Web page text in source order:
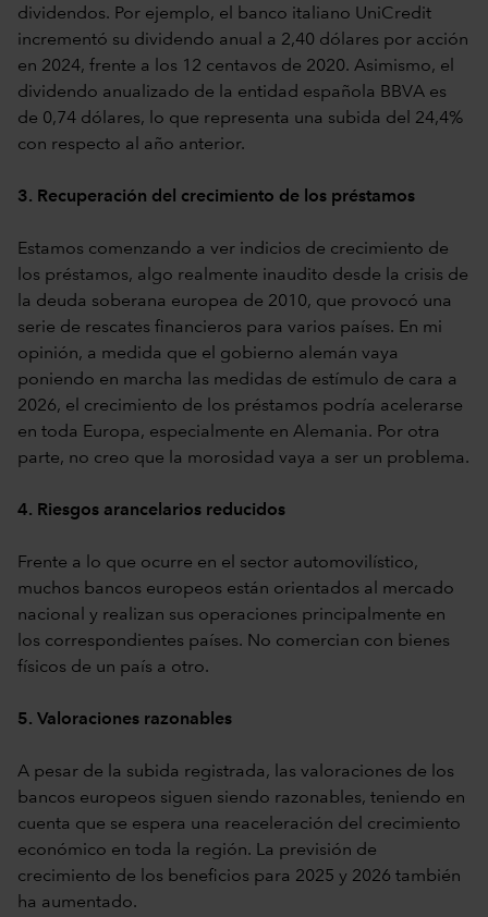
dividendos. Por ejemplo, el banco italiano UniCredit
incrementó su dividendo anual a 2,40 dólares por acción
en 2024, frente a los 12 centavos de 2020. Asimismo, el
dividendo anualizado de la entidad española BBVA es
de 0,74 dólares, lo que representa una subida del 24,4%
con respecto al año anterior.
3. Recuperación del crecimiento de los préstamos
Estamos comenzando a ver indicios de crecimiento de
los préstamos, algo realmente inaudito desde la crisis de
la deuda soberana europea de 2010, que provocó una
serie de rescates financieros para varios países. En mi
opinión, a medida que el gobierno alemán vaya
poniendo en marcha las medidas de estímulo de cara a
2026, el crecimiento de los préstamos podría acelerarse
en toda Europa, especialmente en Alemania. Por otra
parte, no creo que la morosidad vaya a ser un problema.
4. Riesgos arancelarios reducidos
Frente a lo que ocurre en el sector automovilístico,
muchos bancos europeos están orientados al mercado
nacional y realizan sus operaciones principalmente en
los correspondientes países. No comercian con bienes
físicos de un país a otro.
5. Valoraciones razonables
A pesar de la subida registrada, las valoraciones de los
bancos europeos siguen siendo razonables, teniendo en
cuenta que se espera una reaceleración del crecimiento
económico en toda la región. La previsión de
crecimiento de los beneficios para 2025 y 2026 también
ha aumentado.